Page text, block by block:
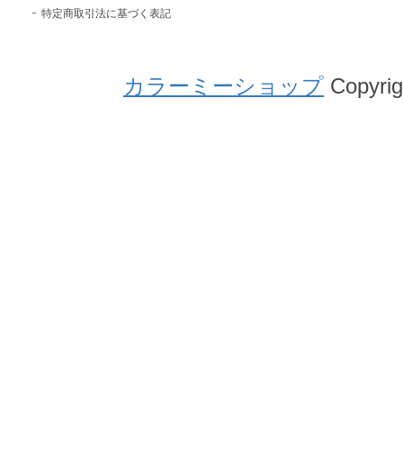
特定商取引法に基づく表記
カラーミーショップ